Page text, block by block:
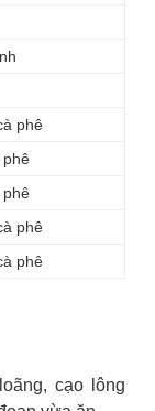
phê
phê
phê
phê
phê
cạo lông